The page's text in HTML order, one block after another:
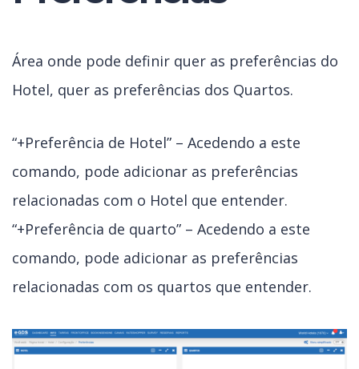
Área onde pode definir quer as preferências do
Hotel, quer as preferências dos Quartos.
“+Preferência de Hotel” – Acedendo a este
comando, pode adicionar as preferências
relacionadas com o Hotel que entender.
“+Preferência de quarto” – Acedendo a este
comando, pode adicionar as preferências
relacionadas com os quartos que entender.